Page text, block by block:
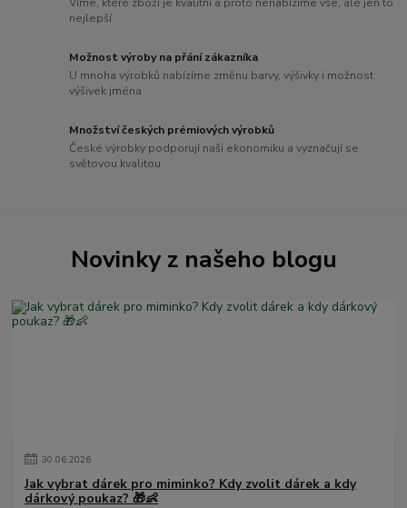
nejlepší
Možnost výroby na přání zákazníka
U mnoha výrobků nabízíme změnu barvy, výšivky i možnost
výšivek jména
Množství českých prémiových výrobků
České výrobky podporují naši ekonomiku a vyznačují se
světovou kvalitou
Novinky z našeho blogu
30.06.2026
Jak vybrat dárek pro miminko? Kdy zvolit dárek a kdy
dárkový poukaz? 🎁👶